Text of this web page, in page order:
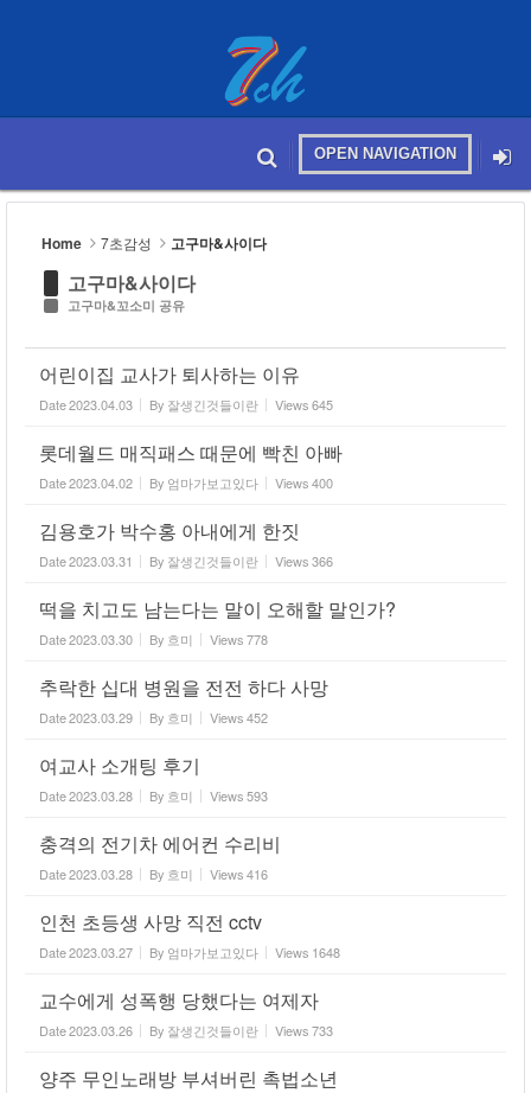
메뉴 건너뛰기
OPEN NAVIGATION
본문시작
Home 7초감성 고구마&사이다
고구마&사이다
고구마&꼬소미 공유
어린이집 교사가 퇴사하는 이유
Date2023.04.03 By 잘생긴것들이란 Views645
롯데월드 매직패스 때문에 빡친 아빠
Date2023.04.02 By 엄마가보고있다 Views400
김용호가 박수홍 아내에게 한짓
Date2023.03.31 By 잘생긴것들이란 Views366
떡을 치고도 남는다는 말이 오해할 말인가?
Date2023.03.30 By 흐미 Views778
추락한 십대 병원을 전전 하다 사망
Date2023.03.29 By 흐미 Views452
여교사 소개팅 후기
Date2023.03.28 By 흐미 Views593
충격의 전기차 에어컨 수리비
Date2023.03.28 By 흐미 Views416
인천 초등생 사망 직전 cctv
Date2023.03.27 By 엄마가보고있다 Views 1648
교수에게 성폭행 당했다는 여제자
Date2023.03.26 By 잘생긴것들이란 Views733
양주 무인노래방 부셔버린 촉법소년
Sketchbook5, 스케치북5
Sketchbook5, 스케치북5